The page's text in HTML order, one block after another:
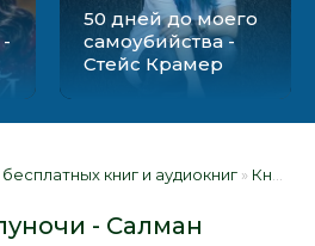
50 дней до моего
самоубийства -
Стейс Крамер
книг и аудиокниг » Книги
- Салман